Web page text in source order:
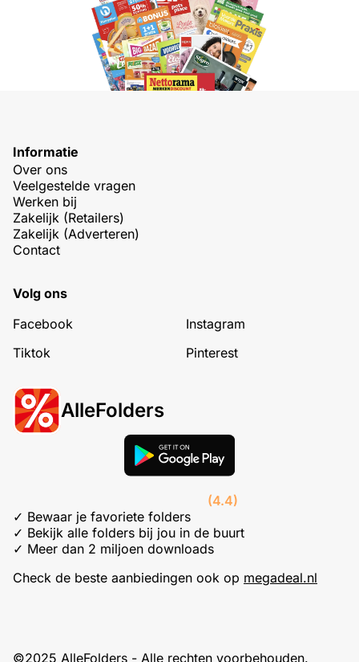
Informatie
Over ons
Veelgestelde vragen
Werken bij
Zakelijk (Retailers)
Zakelijk (Adverteren)
Contact
Volg ons
Facebook
Instagram
Tiktok
Pinterest
AlleFolders
(4.4)
✓ Bewaar je favoriete folders
✓ Bekijk alle folders bij jou in de buurt
✓ Meer dan 2 miljoen downloads
Check de beste aanbiedingen ook op megadeal.nl
©2025 AlleFolders - Alle rechten voorbehouden.